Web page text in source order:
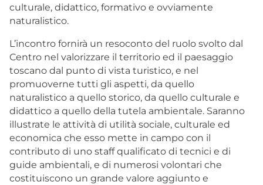
culturale, didattico, formativo e ovviamente
naturalistico.
L’incontro fornirà un resoconto del ruolo svolto dal
Centro nel valorizzare il territorio ed il paesaggio
toscano dal punto di vista turistico, e nel
promuoverne tutti gli aspetti, da quello
naturalistico a quello storico, da quello culturale e
didattico a quello della tutela ambientale. Saranno
illustrate le attività di utilità sociale, culturale ed
economica che esso mette in campo con il
contributo di uno staff qualificato di tecnici e di
guide ambientali, e di numerosi volontari che
costituiscono un grande valore aggiunto e